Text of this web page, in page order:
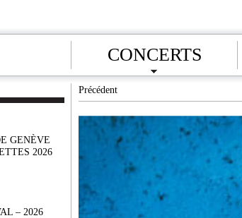
CONCERTS
GENÈVE
2026
– 2026
Précédent